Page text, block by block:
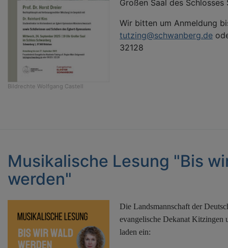
Bildrechte Wolfgang Castell
Großen Saal des Schlosses
Wir bitten um Anmeldung
tutzing@schwanberg.de
32128
Musikalische Lesung "Bis
werden"
Die Landsmannschaft der
evangelische Dekanat Kitzingen
laden ein: